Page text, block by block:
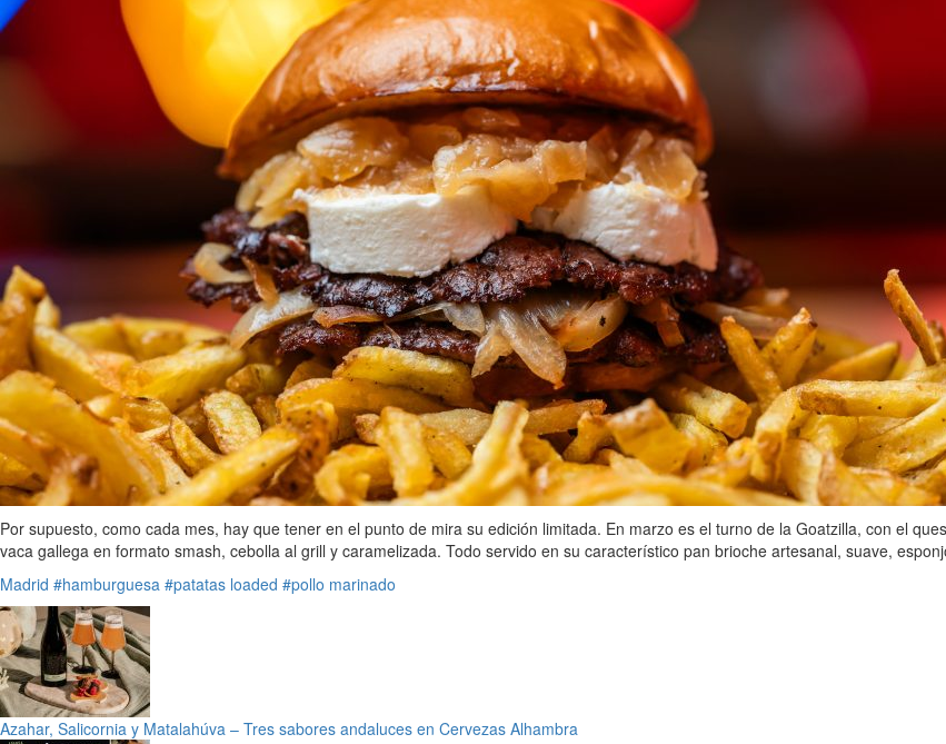
Por supuesto, como cada mes, hay que tener en el punto de mira su edición limitada. En marzo es el turno de la Goatzilla, con el
vaca gallega en formato smash, cebolla al grill y caramelizada. Todo servido en su característico pan brioche artesanal, suave,
Madrid #hamburguesa #patatas loaded #pollo marinado
Azahar, Salicornia y Matalahúva – Tres sabores andaluces en Cervezas Alhambra